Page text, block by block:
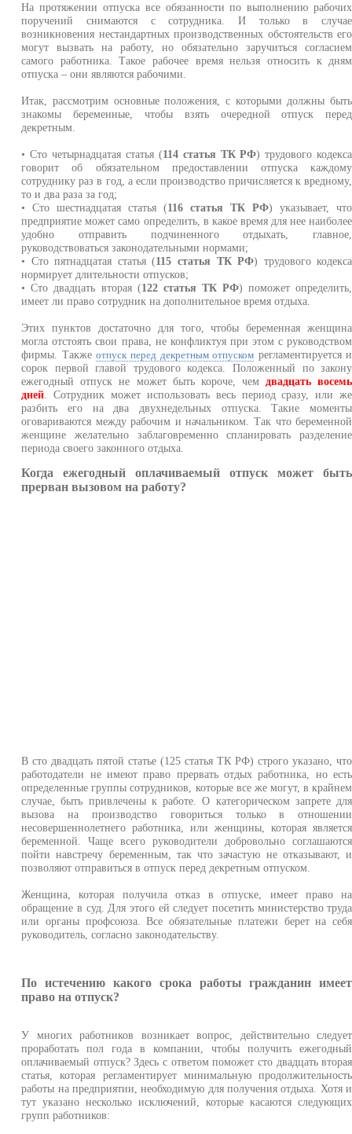
На протяжении отпуска все обязанности по выполнению рабочих
поручений снимаются с сотрудника. И только в случае
возникновения нестандартных производственных обстоятельств его
могут вызвать на работу, но обязательно заручиться согласием
самого работника. Такое рабочее время нельзя относить к дням
отпуска – они являются рабочими.
Итак, рассмотрим основные положения, с которыми должны быть
знакомы беременные, чтобы взять очередной отпуск перед
декретным.
• Сто четырнадцатая статья (114 статья ТК РФ) трудового кодекса
говорит об обязательном предоставлении отпуска каждому
сотруднику раз в год, а если производство причисляется к вредному,
то и два раза за год;
• Сто шестнадцатая статья (116 статья ТК РФ) указывает, что
предприятие может само определить, в какое время для нее наиболее
удобно отправить подчиненного отдыхать, главное,
руководствоваться законодательными нормами;
• Сто пятнадцатая статья (115 статья ТК РФ) трудового кодекса
нормирует длительности отпусков;
• Сто двадцать вторая (122 статья ТК РФ) поможет определить,
имеет ли право сотрудник на дополнительное время отдыха.
Этих пунктов достаточно для того, чтобы беременная женщина
могла отстоять свои права, не конфликтуя при этом с руководством
фирмы. Такжеотпуск перед декретным отпуском регламентируется и
сорок первой главой трудового кодекса. Положенный по закону
ежегодный отпуск не может быть короче, чемдвадцать восемь
дней. Сотрудник может использовать весь период сразу, или же
разбить его на два двухнедельных отпуска. Такие моменты
оговариваются между рабочим и начальником. Так что беременной
женщине желательно заблаговременно спланировать разделение
периода своего законного отдыха.
Когда ежегодный оплачиваемый отпуск может быть
прерван вызовом на работу?
В сто двадцать пятой статье (125 статья ТК РФ) строго указано, что
работодатели не имеют право прервать отдых работника, но есть
определенные группы сотрудников, которые все же могут, в крайнем
случае, быть привлечены к работе. О категорическом запрете для
вызова на производство говориться только в отношении
несовершеннолетнего работника, или женщины, которая является
беременной. Чаще всего руководители добровольно соглашаются
пойти навстречу беременным, так что зачастую не отказывают, и
позволяют отправиться в отпуск перед декретным отпуском.
Женщина, которая получила отказ в отпуске, имеет право на
обращение в суд. Для этого ей следует посетить министерство труда
или органы профсоюза. Все обязательные платежи берет на себя
руководитель, согласно законодательству.
По истечению какого срока работы гражданин имеет
право на отпуск?
У многих работников возникает вопрос, действительно следует
проработать пол года в компании, чтобы получить ежегодный
оплачиваемый отпуск? Здесь с ответом поможет сто двадцать вторая
статья, которая регламентирует минимальную продолжительность
работы на предприятии, необходимую для получения отдыха. Хотя и
тут указано несколько исключений, которые касаются следующих
групп работников: